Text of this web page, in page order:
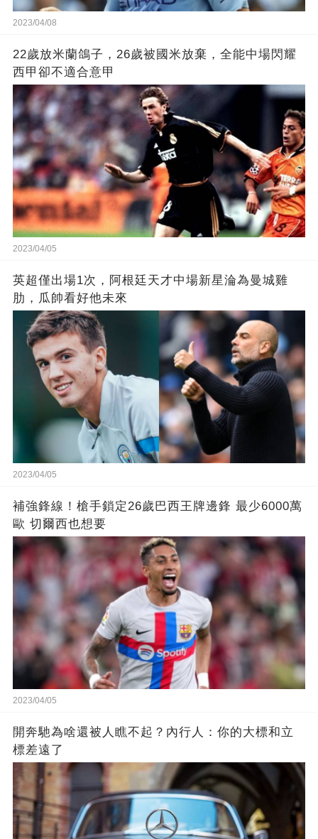
2023/04/08
22歲放米蘭鴿子，26歲被國米放棄，全能中場閃耀
西甲卻不適合意甲
2023/04/05
英超僅出場1次，阿根廷天才中場新星淪為曼城雞
肋，瓜帥看好他未來
2023/04/05
補強鋒線！槍手鎖定26歲巴西王牌邊鋒 最少6000萬
歐 切爾西也想要
2023/04/05
開奔馳為啥還被人瞧不起？內行人：你的大標和立
標差遠了